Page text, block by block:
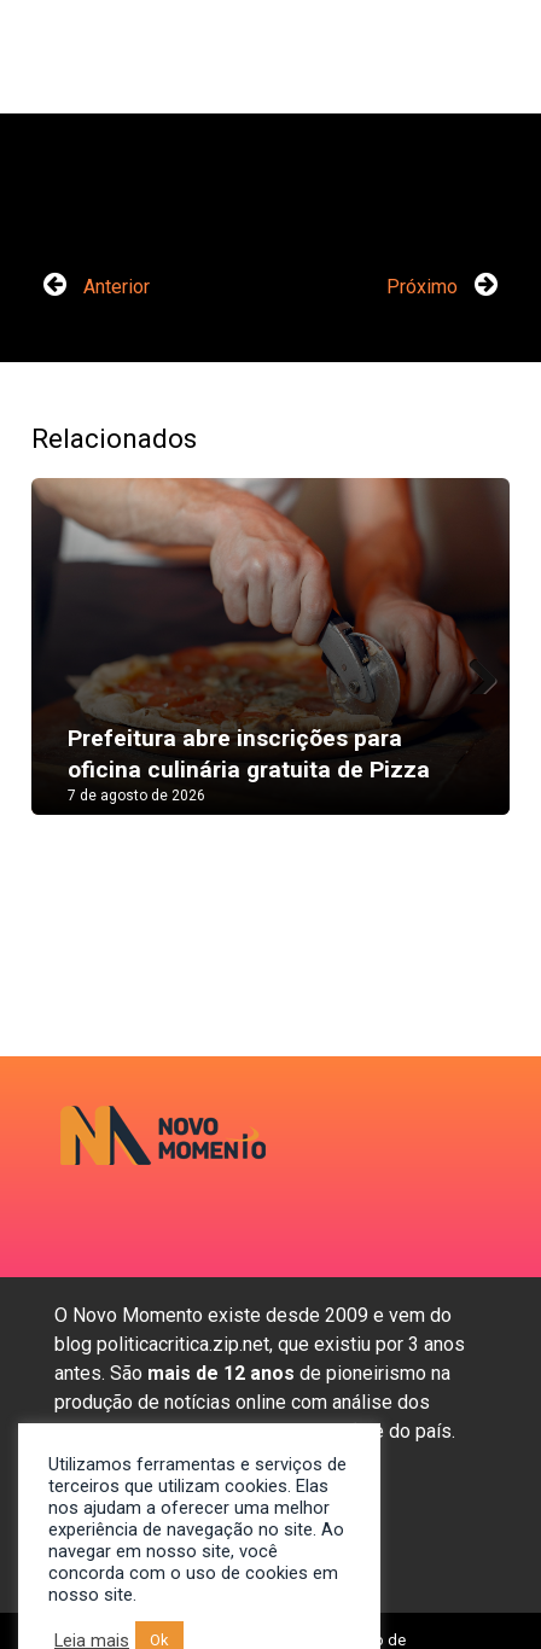
Anterior Próximo
Relacionados
Prefeitura abre inscrições para
oficina culinária gratuita de Pizza
7 de agosto de 2026
O Novo Momento existe desde 2009 e vem do
blog politicacritica.zip.net, que existiu por 3 anos
antes. São mais de 12 anos de pioneirismo na
produção de notícias online com análise dos
assuntos mais importantes da região e do país.
Sobre nós
Anunciar
Contato
© 2009-2024. Portal Novo Momento de
Utilizamos ferramentas e serviços de
terceiros que utilizam cookies. Elas
nos ajudam a oferecer uma melhor
experiência de navegação no site. Ao
navegar em nosso site, você
concorda com o uso de cookies em
nosso site.
Leia mais Ok